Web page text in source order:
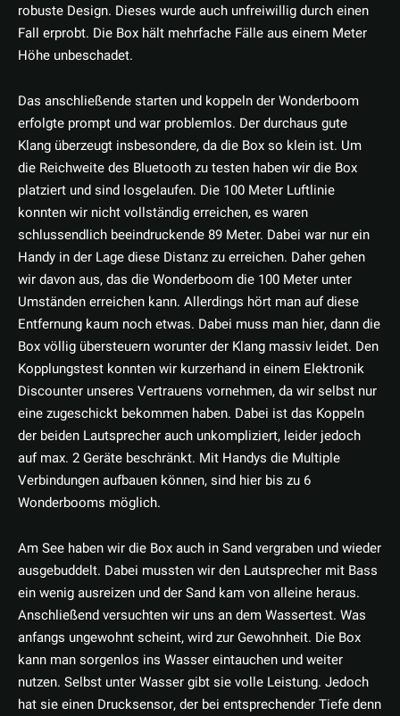
robuste Design. Dieses wurde auch unfreiwillig durch einen
Fall erprobt. Die Box hält mehrfache Fälle aus einem Meter
Höhe unbeschadet.
Das anschließende starten und koppeln der Wonderboom
erfolgte prompt und war problemlos. Der durchaus gute
Klang überzeugt insbesondere, da die Box so klein ist. Um
die Reichweite des Bluetooth zu testen haben wir die Box
platziert und sind losgelaufen. Die 100 Meter Luftlinie
konnten wir nicht vollständig erreichen, es waren
schlussendlich beeindruckende 89 Meter. Dabei war nur ein
Handy in der Lage diese Distanz zu erreichen. Daher gehen
wir davon aus, das die Wonderboom die 100 Meter unter
Umständen erreichen kann. Allerdings hört man auf diese
Entfernung kaum noch etwas. Dabei muss man hier, dann die
Box völlig übersteuern worunter der Klang massiv leidet. Den
Kopplungstest konnten wir kurzerhand in einem Elektronik
Discounter unseres Vertrauens vornehmen, da wir selbst nur
eine zugeschickt bekommen haben. Dabei ist das Koppeln
der beiden Lautsprecher auch unkompliziert, leider jedoch
auf max. 2 Geräte beschränkt. Mit Handys die Multiple
Verbindungen aufbauen können, sind hier bis zu 6
Wonderbooms möglich.
Am See haben wir die Box auch in Sand vergraben und wieder
ausgebuddelt. Dabei mussten wir den Lautsprecher mit Bass
ein wenig ausreizen und der Sand kam von alleine heraus.
Anschließend versuchten wir uns an dem Wassertest. Was
anfangs ungewohnt scheint, wird zur Gewohnheit. Die Box
kann man sorgenlos ins Wasser eintauchen und weiter
nutzen. Selbst unter Wasser gibt sie volle Leistung. Jedoch
hat sie einen Drucksensor, der bei entsprechender Tiefe denn